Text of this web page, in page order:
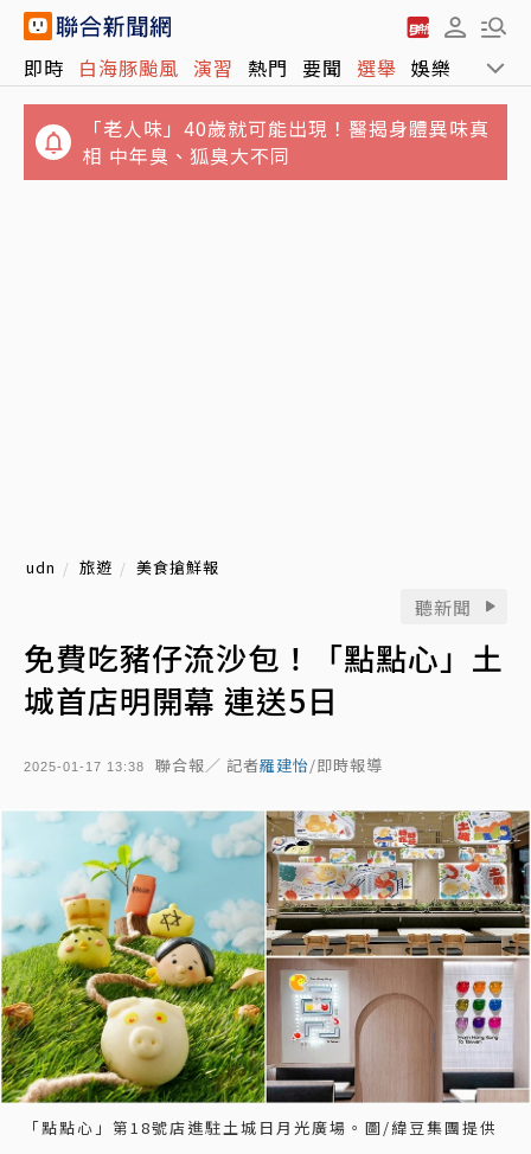
即時 白海豚颱風 演習 熱門 要聞 選舉 娛樂 運動
「老人味」40歲就可能出現！醫揭身體異味真
相 中年臭、狐臭大不同
udn 旅遊 美食搶鮮報
聽新聞
免費吃豬仔流沙包！「點點心」土
城首店明開幕 連送5日
2025-01-17 13:38 聯合報／ 記者羅建怡/即時報導
「點點心」第18號店進駐土城日月光廣場。圖/緯豆集團提供